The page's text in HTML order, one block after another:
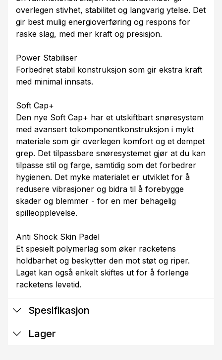
overlegen stivhet, stabilitet og langvarig ytelse. Det
gir best mulig energioverføring og respons for
raske slag, med mer kraft og presisjon.
Power Stabiliser
Forbedret stabil konstruksjon som gir ekstra kraft
med minimal innsats.
Soft Cap+
Den nye Soft Cap+ har et utskiftbart snøresystem
med avansert tokomponentkonstruksjon i mykt
materiale som gir overlegen komfort og et dempet
grep. Det tilpassbare snøresystemet gjør at du kan
tilpasse stil og farge, samtidig som det forbedrer
hygienen. Det myke materialet er utviklet for å
redusere vibrasjoner og bidra til å forebygge
skader og blemmer - for en mer behagelig
spilleopplevelse.
Anti Shock Skin Padel
Et spesielt polymerlag som øker racketens
holdbarhet og beskytter den mot støt og riper.
Laget kan også enkelt skiftes ut for å forlenge
racketens levetid.
Spesifikasjon
Lager